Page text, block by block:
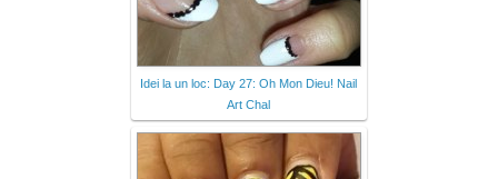
Idei la un loc: Day 27: Oh Mon Dieu! Nail
Art Chal